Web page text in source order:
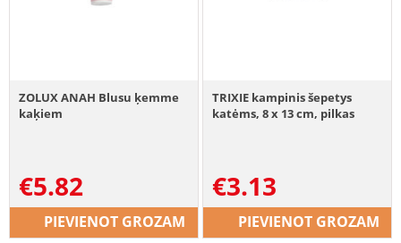
ZOLUX ANAH Blusu ķemme
kaķiem
€5.82
PIEVIENOT GROZAM
TRIXIE kampinis šepetys
katėms, 8 x 13 cm, pilkas
€3.13
PIEVIENOT GROZAM